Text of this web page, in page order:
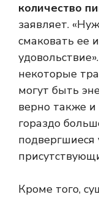
количество
заявляет.
смаковать ее
некоторые
могут быть
верно также
гораздо
подвергшиеся
Кроме того,